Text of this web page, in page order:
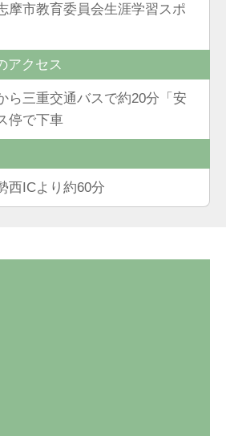
摩市教育委員会生涯学習スポ
アクセス
ら三重交通バスで約20分「安
停で下車
西ICより約60分